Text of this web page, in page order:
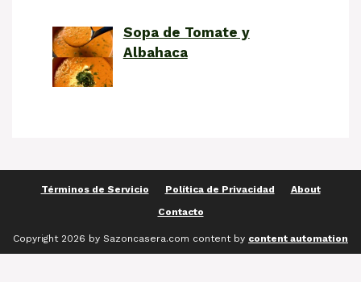
Sopa de Tomate y
Albahaca
Términos de Servicio Política de Privacidad
About
Contacto
Copyright 2026 by Sazoncasera.com content by content automation